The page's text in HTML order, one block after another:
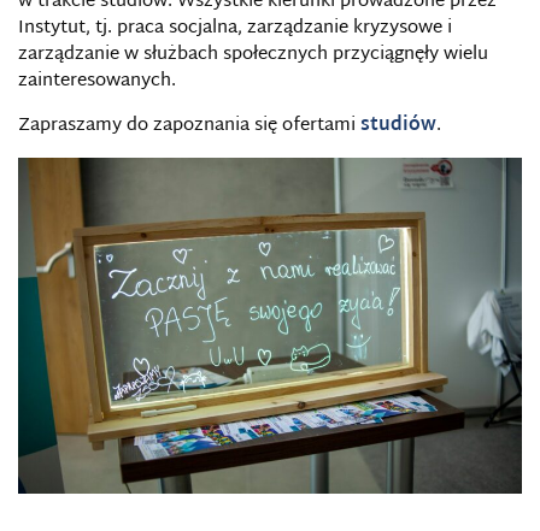
Instytut, tj. praca socjalna, zarządzanie kryzysowe i
zarządzanie w służbach społecznych przyciągnęły wielu
zainteresowanych.
Zapraszamy do zapoznania się ofertamistudiów.